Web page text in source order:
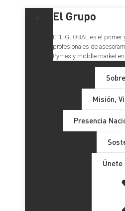
El Grupo
ETL GLOBAL es el
profesionales de
Pymes y middle market
Misión,
Presencia
Únete